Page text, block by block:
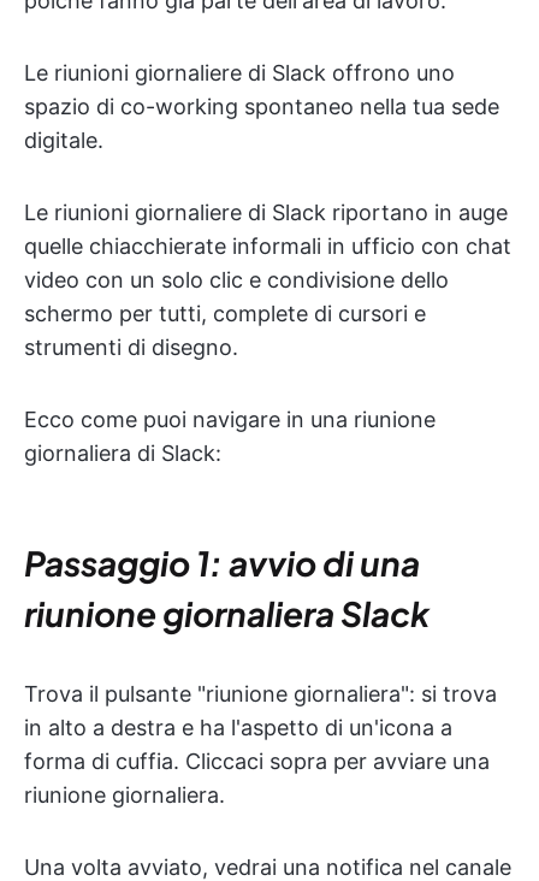
Le riunioni giornaliere di Slack offrono uno
spazio di co-working spontaneo nella tua sede
digitale.
Le riunioni giornaliere di Slack riportano in auge
quelle chiacchierate informali in ufficio con chat
video con un solo clic e condivisione dello
schermo per tutti, complete di cursori e
strumenti di disegno.
Ecco come puoi navigare in una riunione
giornaliera di Slack:
Passaggio 1: avvio di una
riunione giornaliera Slack
Trova il pulsante "riunione giornaliera": si trova
in alto a destra e ha l'aspetto di un'icona a
forma di cuffia. Cliccaci sopra per avviare una
riunione giornaliera.
Una volta avviato, vedrai una notifica nel canale